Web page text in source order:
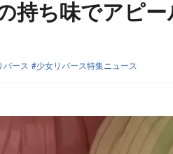
持ち味でアピ
バース 少女リバース特集ニュース